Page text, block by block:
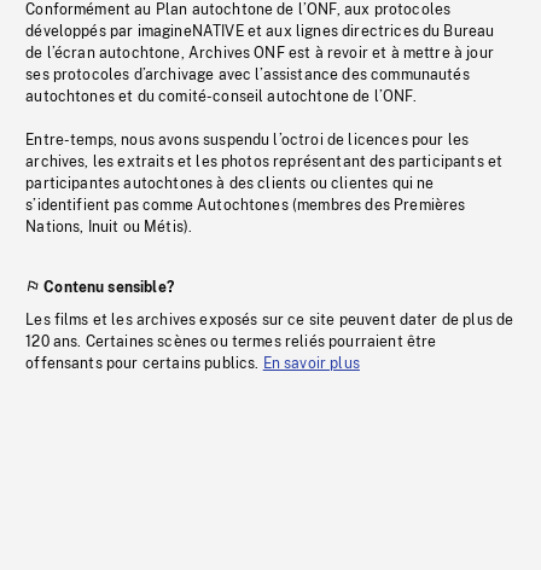
Conformément au Plan autochtone de l’ONF, aux protocoles
développés par imagineNATIVE et aux lignes directrices du Bureau
de l’écran autochtone, Archives ONF est à revoir et à mettre à jour
ses protocoles d’archivage avec l’assistance des communautés
autochtones et du comité-conseil autochtone de l’ONF.
Entre-temps, nous avons suspendu l’octroi de licences pour les
archives, les extraits et les photos représentant des participants et
participantes autochtones à des clients ou clientes qui ne
s’identifient pas comme Autochtones (membres des Premières
Nations, Inuit ou Métis).
Contenu sensible?
Les films et les archives exposés sur ce site peuvent dater de plus de
120 ans. Certaines scènes ou termes reliés pourraient être
offensants pour certains publics. En savoir plus